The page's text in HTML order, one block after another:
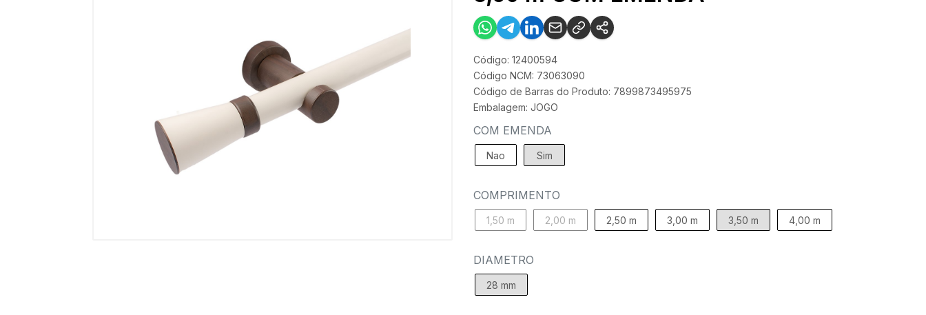
Código: 12400594
Código NCM: 73063090
Código de Barras do Produto: 7899873495975
Embalagem: JOGO
COM EMENDA
Nao Sim
COMPRIMENTO
1,50 m 2,00 m 2,50 m 3,00 m 3,50 m 4,00 m
DIAMETRO
28 mm